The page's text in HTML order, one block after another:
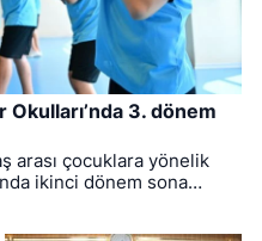
Okulları’nda 3. dönem
arası çocuklara yönelik
ikinci dönem sona